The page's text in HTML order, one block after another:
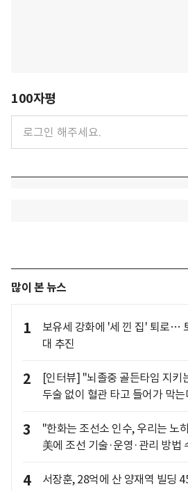
100자평
많이 본 뉴스
1
보유세 강화에 '세 낀 집' 퇴로…
대 추진
2
[인터뷰] "뇌졸중 골든타임 지
두술 없이 혈관 타고 들어가 막는
3
"한화는 조선소 인수, 우리는
美에 조선 기술·운영·관리 방법
4 서장훈, 28억에 산 양재역 빌딩